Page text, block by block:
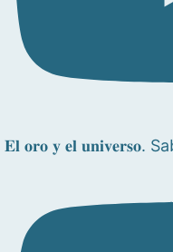
𝐄𝐥 𝐨𝐫𝐨 𝐲 𝐞𝐥 𝐮𝐧𝐢𝐯𝐞𝐫𝐬𝐨.